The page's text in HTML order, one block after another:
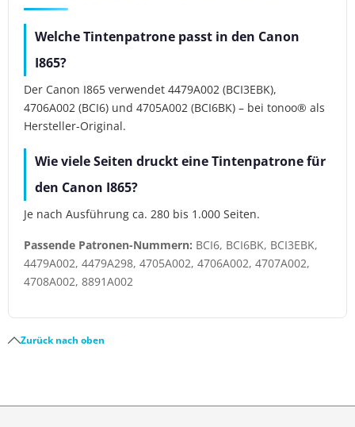
Welche Tintenpatrone passt in den Canon
I865?
Der Canon I865 verwendet 4479A002 (BCI3EBK),
4706A002 (BCI6) und 4705A002 (BCI6BK) – bei tonoo® als
Hersteller-Original.
Wie viele Seiten druckt eine Tintenpatrone für
den Canon I865?
Je nach Ausführung ca. 280 bis 1.000 Seiten.
Passende Patronen-Nummern: BCI6, BCI6BK, BCI3EBK,
4479A002, 4479A298, 4705A002, 4706A002, 4707A002,
4708A002, 8891A002
Zurück nach oben